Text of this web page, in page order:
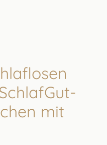
mit